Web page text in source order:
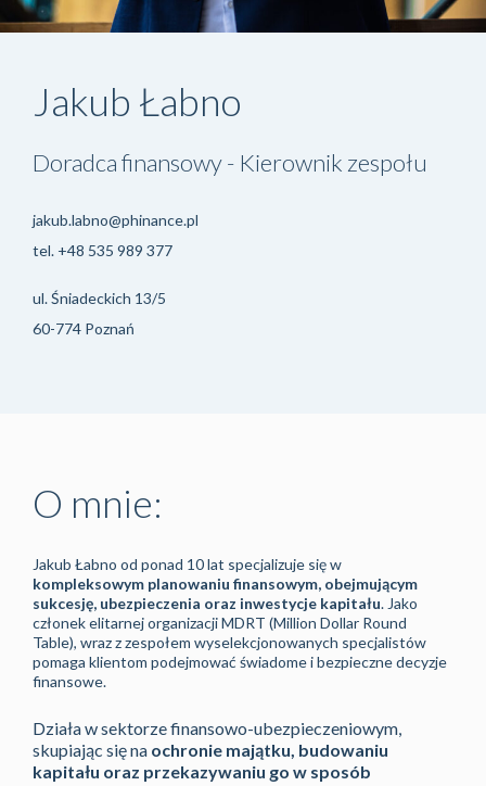
Jakub Łabno
Doradca finansowy - Kierownik zespołu
jakub.labno@phinance.pl
tel. +48 535 989 377
ul. Śniadeckich 13/5
60-774 Poznań
O mnie:
Jakub Łabno od ponad 10 lat specjalizuje się w
kompleksowym planowaniu finansowym, obejmującym
sukcesję, ubezpieczenia oraz inwestycje kapitału. Jako
członek elitarnej organizacji MDRT (Million Dollar Round
Table), wraz z zespołem wyselekcjonowanych specjalistów
pomaga klientom podejmować świadome i bezpieczne decyzje
finansowe.
Działa w sektorze finansowo-ubezpieczeniowym,
skupiając się na ochronie majątku, budowaniu
kapitału oraz przekazywaniu go w sposób